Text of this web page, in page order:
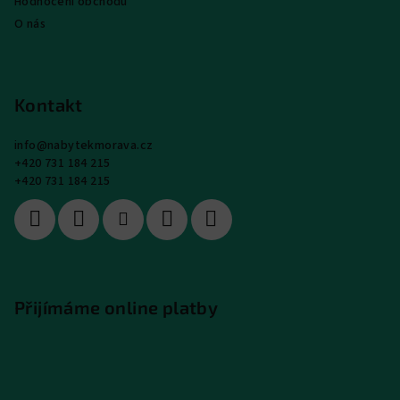
O nás
Kontakt
info@nabytekmorava.cz
+420 731 184 215
+420 731 184 215
Přijímáme online platby